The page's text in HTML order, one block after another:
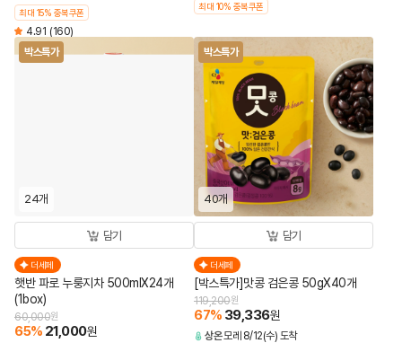
최대 15% 중복쿠폰
4.91 (160)
최대 10% 중복쿠폰
박스특가
24개
담기
더세페
햇반 파로 누룽지차 500mlX24개
(1box)
60,000원
65% 21,000원
박스특가
40개
담기
더세페
[박스특가]맛콩 검은콩 50gX40개
119,200원
67% 39,336원
상온모레 8/12(수) 도착